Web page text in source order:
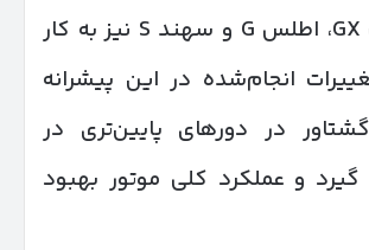
مانند کوییک GX، اطلس G و سهند S نیز به کار
انجام‌شده در این پیشرانه
در دورهای پایین‌تری در
و عملکرد کلی موتور بهبود